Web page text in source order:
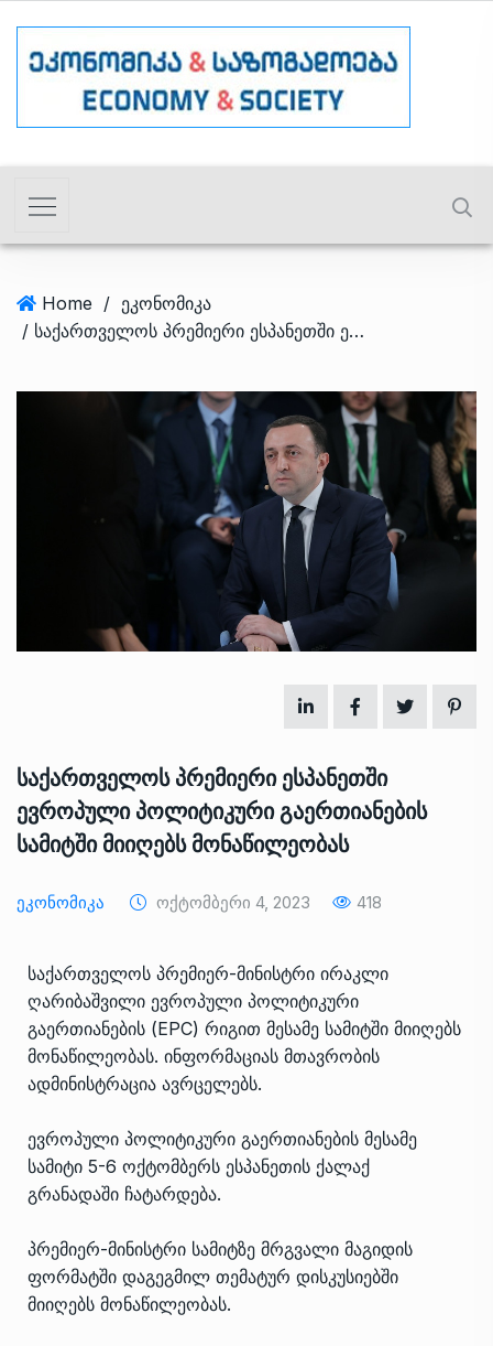
Home / ეკონომიკა
/ საქართველოს პრემიერი ესპანეთში ევროპული პოლიტიკური გაერთიანების სამიტში მიიღებს მონაწილეობას
საქართველოს პრემიერი ესპანეთში
ევროპული პოლიტიკური გაერთიანების
სამიტში მიიღებს მონაწილეობას
Ეკონომიკა Ოქტომბერი 4, 2023 418
საქართველოს პრემიერ-მინისტრი ირაკლი
ღარიბაშვილი ევროპული პოლიტიკური
გაერთიანების (EPC) რიგით მესამე სამიტში მიიღებს
მონაწილეობას. ინფორმაციას მთავრობის
ადმინისტრაცია ავრცელებს.
ევროპული პოლიტიკური გაერთიანების მესამე
სამიტი 5-6 ოქტომბერს ესპანეთის ქალაქ
გრანადაში ჩატარდება.
პრემიერ-მინისტრი სამიტზე მრგვალი მაგიდის
ფორმატში დაგეგმილ თემატურ დისკუსიებში
მიიღებს მონაწილეობას.